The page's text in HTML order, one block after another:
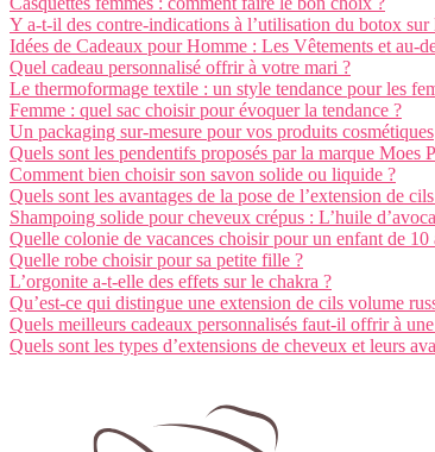
Y a-t-il des contre-indications à l’utilisation du botox sur
Idées de Cadeaux pour Homme : Les Vêtements et au-
Quel cadeau personnalisé offrir à votre mari ?
Le thermoformage textile : un style tendance pour les
Femme : quel sac choisir pour évoquer la tendance ?
Un packaging sur-mesure pour vos produits cosmétiques
Quels sont les pendentifs proposés par la marque Moes
Comment bien choisir son savon solide ou liquide ?
Quels sont les avantages de la pose de l’extension de
Shampoing solide pour cheveux crépus : L’huile
Quelle colonie de vacances choisir pour un enfant de 10
Quelle robe choisir pour sa petite fille ?
L’orgonite a-t-elle des effets sur le chakra ?
Qu’est-ce qui distingue une extension de cils volume
Quels meilleurs cadeaux personnalisés faut-il offrir à
Quels sont les types d’extensions de cheveux et leurs